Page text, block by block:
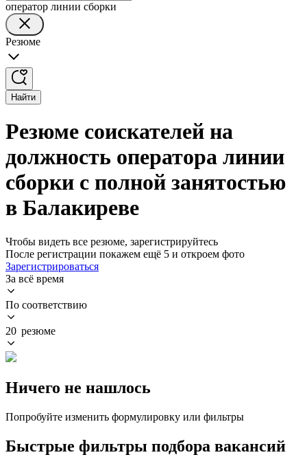
оператор линии сборки
Резюме
Найти
Резюме соискателей на
должность оператора линии
сборки с полной занятостью
в Балакиреве
Чтобы видеть все резюме, зарегистрируйтесь
После регистрации покажем ещё 5 и откроем фото
Зарегистрироваться
За всё время
По соответствию
20 резюме
Ничего не нашлось
Попробуйте изменить формулировку или фильтры
Быстрые фильтры подбора вакансий